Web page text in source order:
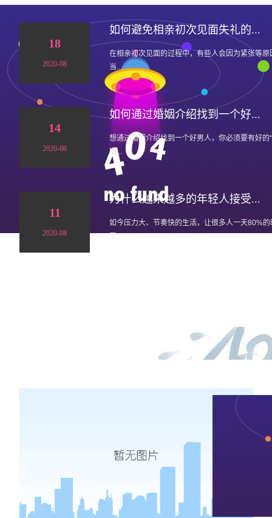
18
2020-08
如何避免相亲初次见面失礼的...
在相亲初次见面的过程中，有些人会因为紧张等
当...
14
2020-08
如何通过婚姻介绍找到一个好...
想通过婚姻介绍找到一个好男人，你必须要有好
姻...
11
2020-08
为什么越来越多的年轻人接受...
如今压力大、节奏快的生活，让很多人一天80%